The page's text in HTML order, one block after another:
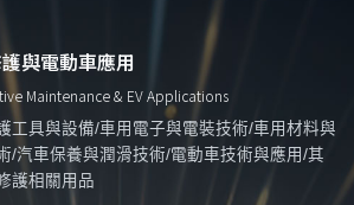
與電動車應用
Maintenance & EV Applications
工具與設備/車用電子與電裝技術/車用材料與
/汽車保養與潤滑技術/電動車技術與應用/其
護相關用品